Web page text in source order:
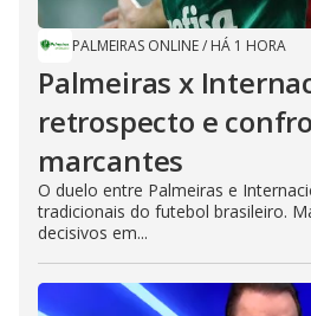
PALMEIRAS ONLINE/ HÁ 1 HORA
Palmeiras x
retrospecto e
marcantes
O duelo entre Palmeiras e
tradicionais do futebol brasileiro.
decisivos em...